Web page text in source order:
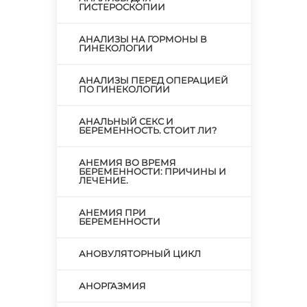
ГИСТЕРОСКОПИИ
АНАЛИЗЫ НА ГОРМОНЫ В
ГИНЕКОЛОГИИ
АНАЛИЗЫ ПЕРЕД ОПЕРАЦИЕЙ
ПО ГИНЕКОЛОГИИ
АНАЛЬНЫЙ СЕКС И
БЕРЕМЕННОСТЬ. СТОИТ ЛИ?
АНЕМИЯ ВО ВРЕМЯ
БЕРЕМЕННОСТИ: ПРИЧИНЫ И
ЛЕЧЕНИЕ.
АНЕМИЯ ПРИ
БЕРЕМЕННОСТИ
АНОВУЛЯТОРНЫЙ ЦИКЛ
АНОРГАЗМИЯ